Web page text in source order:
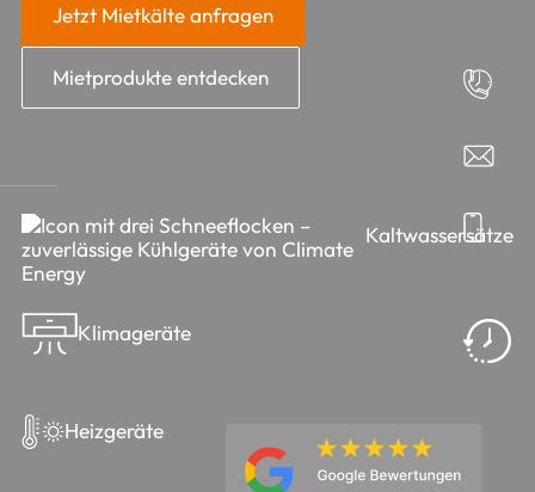
Jetzt Mietkälte anfragen
Mietprodukte entdecken
Kaltwassersätze
Klimageräte
Heizgeräte